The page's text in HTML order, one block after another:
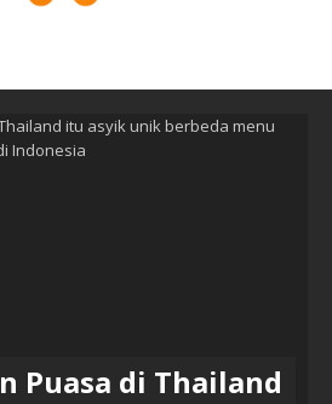
Puasa di Thailand